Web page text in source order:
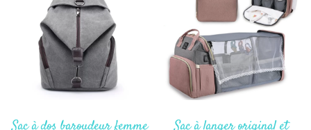
Sac à dos baroudeur femme
Sac à langer original et